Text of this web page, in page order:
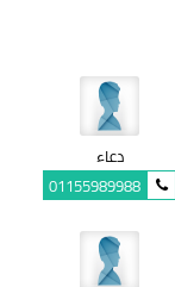
دعاء
01155989988